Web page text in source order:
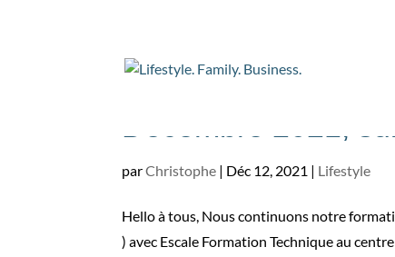
parChristophe | Déc 12, 2021 | Lifestyle
Hello à tous, Nous continuons notre
) avec Escale Formation Technique au